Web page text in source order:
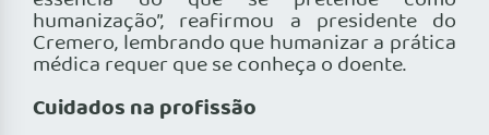
humanização”, reafirmou a presidente do
Cremero, lembrando que humanizar a prática
médica requer que se conheça o doente.
Cuidados na profissão